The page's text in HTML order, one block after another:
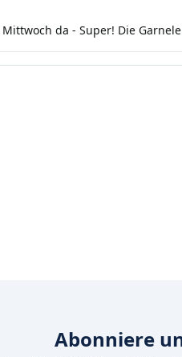
da - Super! Die
Abonniere